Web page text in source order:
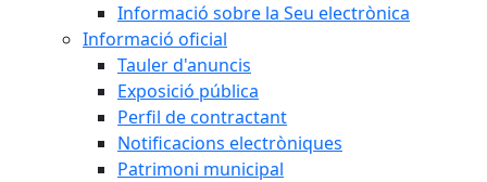
Informació sobre la Seu electrònica
Informació oficial
Tauler d'anuncis
Exposició pública
Perfil de contractant
Notificacions electròniques
Patrimoni municipal